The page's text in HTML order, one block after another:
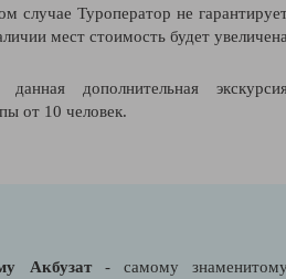
случае Туроператор не
мест стоимость будет
дополнительная
от 10 человек.
Акбузат - самому